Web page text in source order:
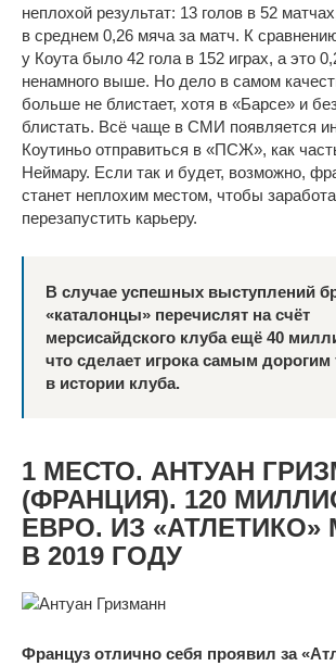
неплохой результат: 13 голов в 52
в среднем 0,26 мяча за матч. К
у Коута было 42 гола в 152 играх, а это
ненамного выше. Но дело в самом
больше не блистает, хотя в «Барсе» и
блистать. Всё чаще в СМИ появляется
Коутиньо отправиться в «ПСЖ», как
Неймару. Если так и будет, возможно,
станет неплохим местом, чтобы
перезапустить карьеру.
В случае успешных выступлений
«каталонцы» перечислят на счёт
мерсисайдского клуба ещё 40
что сделает игрока самым
в истории клуба.
1 МЕСТО. АНТУАН
(ФРАНЦИЯ). 120
ЕВРО. ИЗ
В 2019 ГОДУ
Француз отлично себя проявил за